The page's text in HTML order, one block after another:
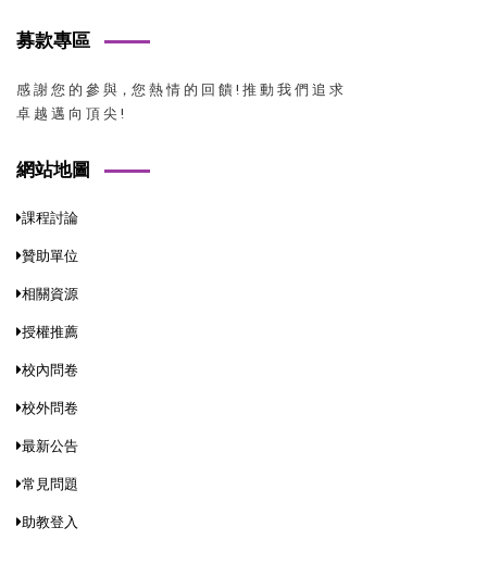
募款專區
感 謝 您 的 參 與，您 熱 情 的 回 饋 ! 推 動 我 們 追 求
卓 越 邁 向 頂 尖 !
網站地圖
課程討論
贊助單位
相關資源
授權推薦
校內問卷
校外問卷
最新公告
常見問題
助教登入